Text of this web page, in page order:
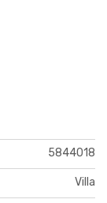
5844018
Villa